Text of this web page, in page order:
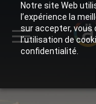
Notre site Web
l’expérience la
sur accepter, vous
l’utilisation de
confidentialité.